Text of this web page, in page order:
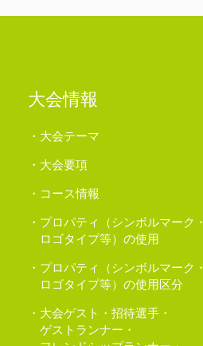
大会情報
大会テーマ
大会要項
コース情報
プロパティ（シンボルマーク・
ロゴタイプ等）の使用
プロパティ（シンボルマーク・
ロゴタイプ等）の使用区分
大会ゲスト・招待選手・
ゲストランナー・